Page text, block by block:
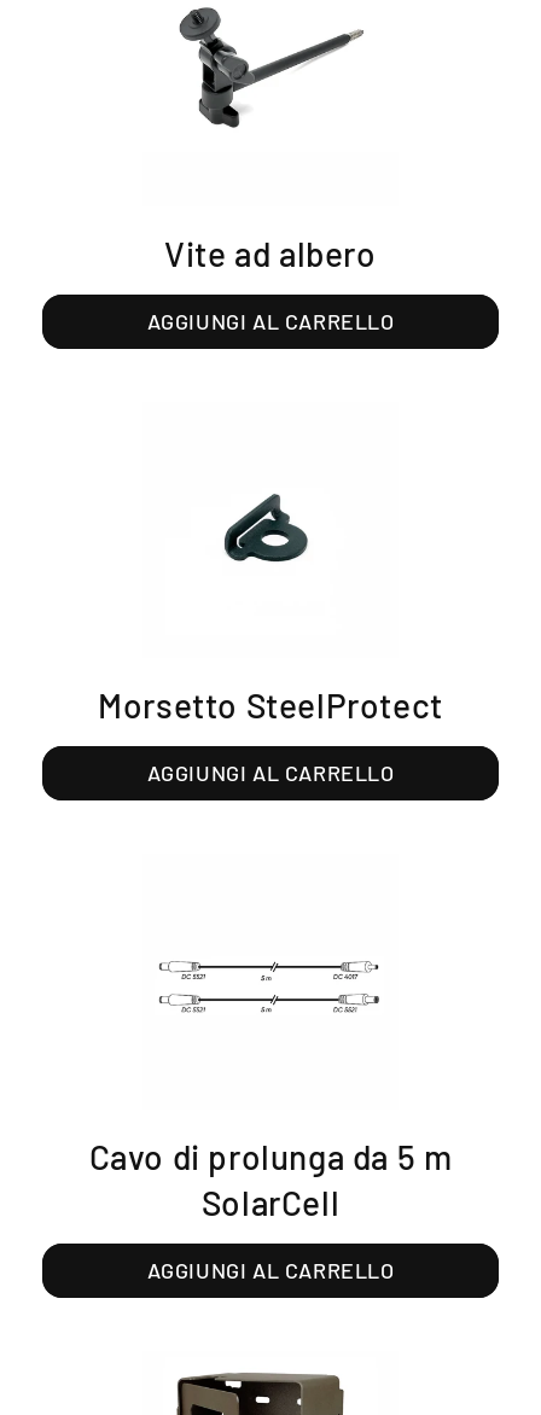
Vite ad albero
AGGIUNGI AL CARRELLO
Morsetto SteelProtect
AGGIUNGI AL CARRELLO
Cavo di prolunga da 5 m
SolarCell
AGGIUNGI AL CARRELLO